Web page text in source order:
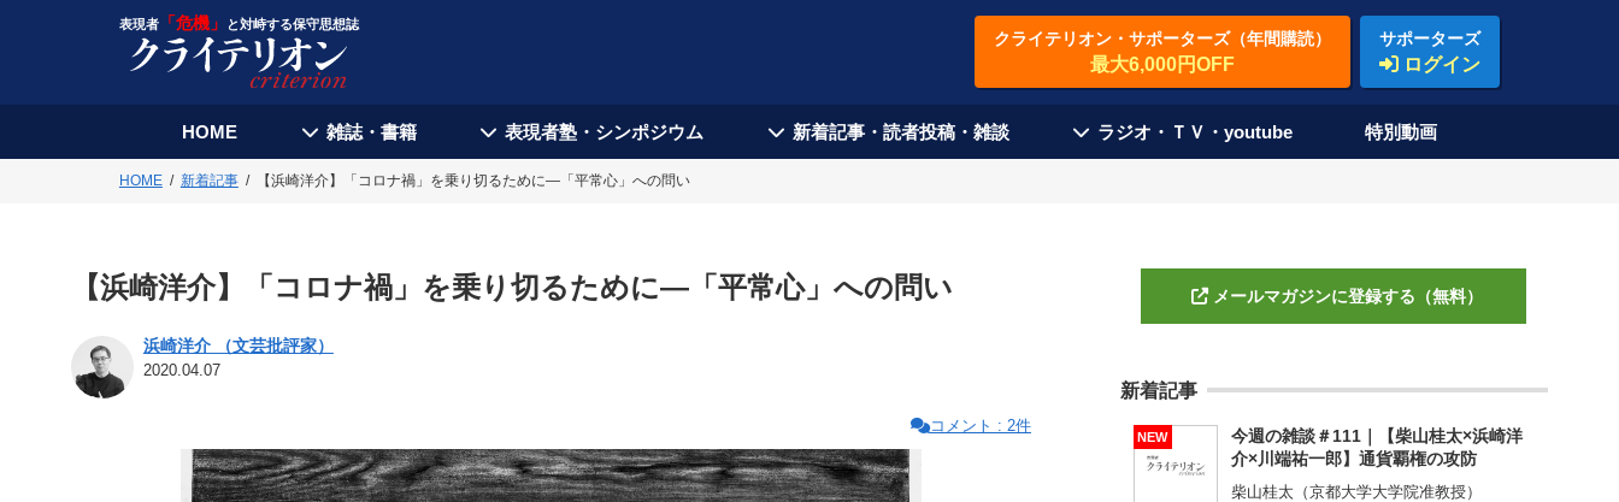
表現者「危機」 と対峙する保守思想誌
クライテリオン・サポーターズ（年間購読）
最大6,000円OFF
サポーターズ
ログイン
HOME 雑誌・書籍 表現者塾・シンポジウム 新着記事・読者投稿・雑談 ラジオ・ＴＶ・youtube 特別動画
HOME 新着記事 【浜崎洋介】「コロナ禍」を乗り切るために―「平常心」への問い
【浜崎洋介】「コロナ禍」を乗り切るために―「平常心」への問い
浜崎洋介 （文芸批評家）
2020.04.07
コメント : 2件
メールマガジンに登録する（無料）
新着記事
NEW
今週の雑談＃111｜【柴山桂太×浜崎洋
介×川端祐一郎】通貨覇権の攻防
柴山桂太（京都大学大学院准教授）